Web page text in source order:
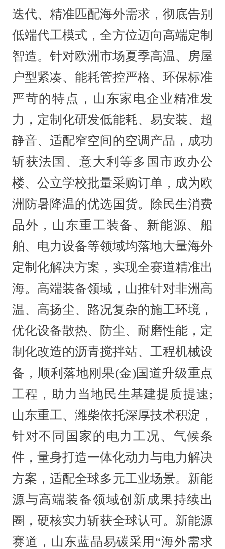
迭代、精准匹配海外需求，彻底告别
低端代工模式，全方位迈向高端定制
智造。针对欧洲市场夏季高温、房屋
户型紧凑、能耗管控严格、环保标准
严苛的特点，山东家电企业精准发
力，定制化研发低能耗、易安装、超
静音、适配窄空间的空调产品，成功
斩获法国、意大利等多国市政办公
楼、公立学校批量采购订单，成为欧
洲防暑降温的优选国货。除民生消费
品外，山东重工装备、新能源、船
舶、电力设备等领域均落地大量海外
定制化解决方案，实现全赛道精准出
海。高端装备领域，山推针对非洲高
温、高扬尘、路况复杂的施工环境，
优化设备散热、防尘、耐磨性能，定
制化改造的沥青搅拌站、工程机械设
备，顺利落地刚果(金)国道升级重点
工程，助力当地民生基建提质提速;
山东重工、潍柴依托深厚技术积淀，
针对不同国家的电力工况、气候条
件，量身打造一体化动力与电力解决
方案，适配全球多元工业场景。新能
源与高端装备领域创新成果持续出
圈，硬核实力斩获全球认可。新能源
赛道，山东蓝晶易碳采用“海外需求